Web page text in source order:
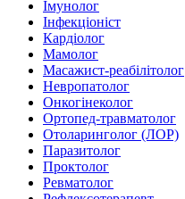
Імунолог
Інфекціоніст
Кардіолог
Мамолог
Масажист-реабілітолог
Невропатолог
Онкогінеколог
Ортопед-травматолог
Отоларинголог (ЛОР)
Паразитолог
Проктолог
Ревматолог